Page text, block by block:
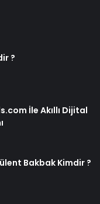
?
İle Akıllı Dijital
Bakbak Kimdir ?